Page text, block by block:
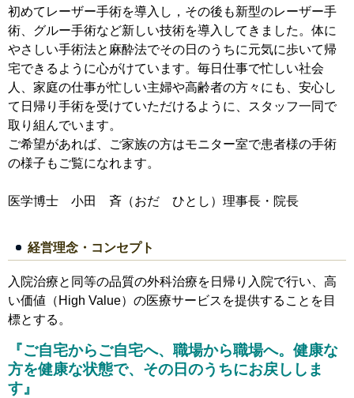
初めてレーザー手術を導入し，その後も新型のレーザー手
術、グルー手術など新しい技術を導入してきました。体に
やさしい手術法と麻酔法でその日のうちに元気に歩いて帰
宅できるように心がけています。毎日仕事で忙しい社会
人、家庭の仕事が忙しい主婦や高齢者の方々にも、安心し
て日帰り手術を受けていただけるように、スタッフ一同で
取り組んでいます。
ご希望があれば、ご家族の方はモニター室で患者様の手術
の様子もご覧になれます。
医学博士 小田 斉（おだ ひとし）理事長・院長
経営理念・コンセプト
入院治療と同等の品質の外科治療を日帰り入院で行い、高
い価値（High Value）の医療サービスを提供することを目
標とする。
『ご自宅からご自宅へ、職場から職場へ。健康な
方を健康な状態で、その日のうちにお戻ししま
す』